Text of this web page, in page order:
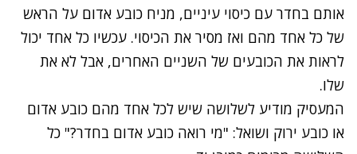
אותם בחדר עם כיסוי עיניים, מניח כובע אדום על הראש
של כל אחד מהם ואז מסיר את הכיסוי. עכשיו כל אחד יכול
לראות את הכובעים של השניים האחרים, אבל לא את
שלו.
המעסיק מודיע לשלושה שיש לכל אחד מהם כובע אדום
או כובע ירוק ושואל: "מי רואה כובע אדום בחדר?" כל